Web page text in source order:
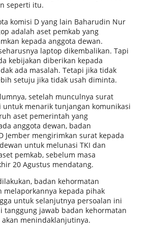
seperti itu.
komisi D yang lain Baharudin Nur
adalah aset pemkab yang
kepada anggota dewan.
laptop dikembalikan. Tapi
kebijakan diberikan kepada
ada masalah. Tetapi jika tidak
setuju jika tidak usah diminta.
setelah munculnya surat
menarik tunjangan komunikasi
aset pemerintah yang
anggota dewan, badan
Jember mengirimkan surat kepada
untuk melunasi TKI dan
pemkab, sebelum masa
20 Agustus mendatang.
badan kehormatan
melaporkannya kepada pihak
untuk selanjutnya persoalan ini
tanggung jawab badan kehormatan
menindaklanjutinya.